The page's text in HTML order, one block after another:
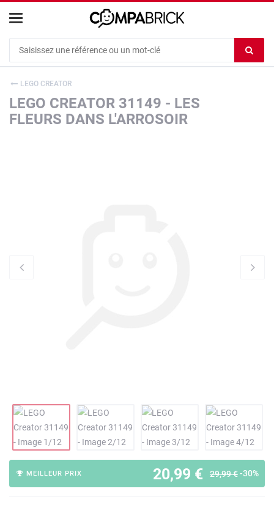
le
LEGO CREATOR
LEGO CREATOR 31149 - LES
FLEURS DANS L'ARROSOIR
20,99 € 29,99 €-30%
MEILLEUR PRIX
Cookies management panel